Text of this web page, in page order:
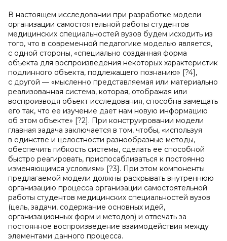
В настоящем исследовании при разработке модели
организации самостоятельной работы студентов
медицинских специальностей вузов будем исходить из
того, что в современной педагогике моделью является,
с одной стороны, «специально созданная форма
объекта для воспроизведения некоторых характеристик
подлинного объекта, подлежащего познанию» [?4],
с другой — «мысленно представляемая или материально
реализованная система, которая, отображая или
воспроизводя объект исследования, способна замещать
его так, что ее изучение дает нам новую информацию
об этом объекте» [?2]. При конструировании модели
главная задача заключается в том, чтобы, «используя
в единстве и целостности разнообразные методы,
обеспечить гибкость системы, сделать ее способной
быстро реагировать, приспосабливаться к постоянно
изменяющимся условиям» [?3]. При этом компоненты
предлагаемой модели должны раскрывать внутреннюю
организацию процесса организации самостоятельной
работы студентов медицинских специальностей вузов
(цель, задачи, содержание основных идей,
организационных форм и методов) и отвечать за
постоянное воспроизведение взаимодействия между
элементами данного процесса.